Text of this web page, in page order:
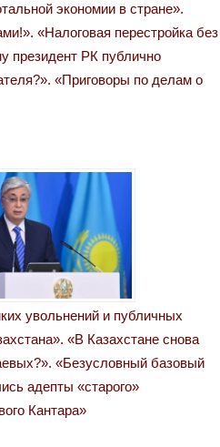
экономии в стране».
«Налоговая перестройка без
президент РК публично
«Приговоры по делам о
увольнений и публичных
«В Казахстане снова
«Безусловный базовый
адепты «старого»
Кантара»